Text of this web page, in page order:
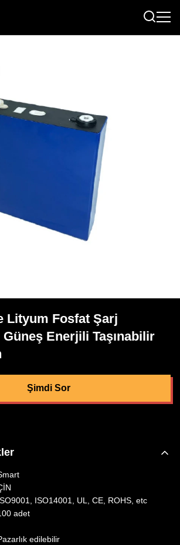
Lityum Fosfat Şarj
Enerjili Taşınabilir
Şimdi Sor
ISO14001, UL, CE, ROHS, etc
adet
edilebilir